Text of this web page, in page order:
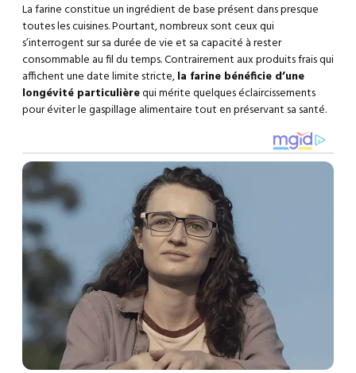
La farine constitue un ingrédient de base présent dans presque
toutes les cuisines. Pourtant, nombreux sont ceux qui
s’interrogent sur sa durée de vie et sa capacité à rester
consommable au fil du temps. Contrairement aux produits frais qui
affichent une date limite stricte,la farine bénéficie d’une
longévité particulièrequi mérite quelques éclaircissements
pour éviter le gaspillage alimentaire tout en préservant sa santé.